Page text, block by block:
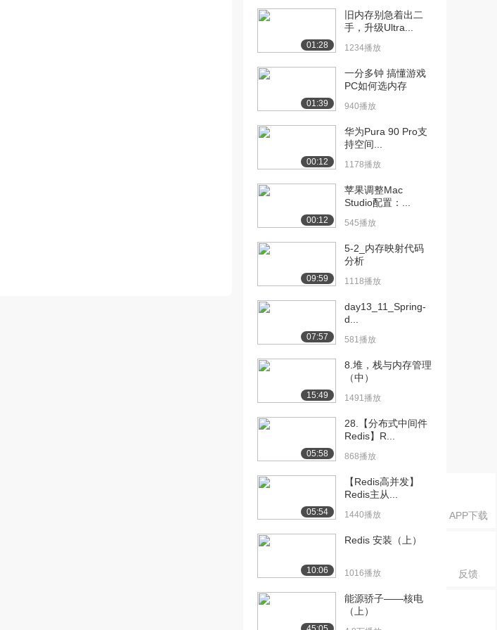
APP下载
反馈
[10] 基础篇-08.Redis命令-
1694播放
05:57
[11] 基础篇-10.Redis命令-
07:48
[12] 基础篇-11.Redis命令-
06:08
[13] 基础篇-11.Redis命令-
[14] 基础篇-12.Redis命令-
07:19
[15] 基础篇-12.Redis命令-
07:23
[16] 基础篇-13.Redis命令-
05:10
[17] 基础篇-13.Redis命令-
Se...
05:15
[18] 基础篇-14.Redis命令-
So...
So...
Java...
01:28
旧内存别急着出二
手，升级Ultra...
1234播放
01:39
一分多钟 搞懂游戏
PC如何选内存
940播放
00:12
华为Pura 90 Pro支
持空间...
1178播放
00:12
苹果调整Mac
Studio配置：...
545播放
09:59
5-2_内存映射代码
分析
1118播放
07:57
day13_11_Spring-
d...
581播放
15:49
8.堆，栈与内存管理
（中）
1491播放
05:58
28.【分布式中间件
Redis】R...
868播放
05:54
【Redis高并发】
Redis主从...
1440播放
10:06
Redis 安装（上）
1016播放
能源骄子——核电
（上）